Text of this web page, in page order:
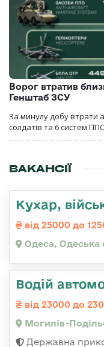
Ворог втратив
Генштаб ЗСУ
За минулу добу втрати
солдатів та 6 систем
ВАКАНСІЇ
Кухар,
від 25000 до
Одеса, Одеська
Водій
від 23000 до
Могилів-
Державна